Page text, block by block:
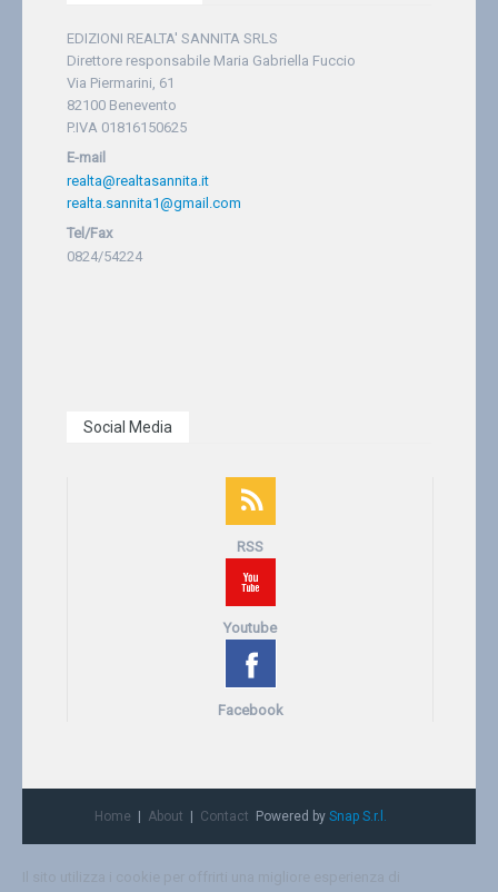
EDIZIONI REALTA' SANNITA SRLS
Direttore responsabile Maria Gabriella Fuccio
Via Piermarini, 61
82100 Benevento
P.IVA 01816150625
E-mail
realta@realtasannita.it
realta.sannita1@gmail.com
Tel/Fax
0824/54224
Social Media
RSS
Youtube
Facebook
Home About Contact Powered by Snap S.r.l.